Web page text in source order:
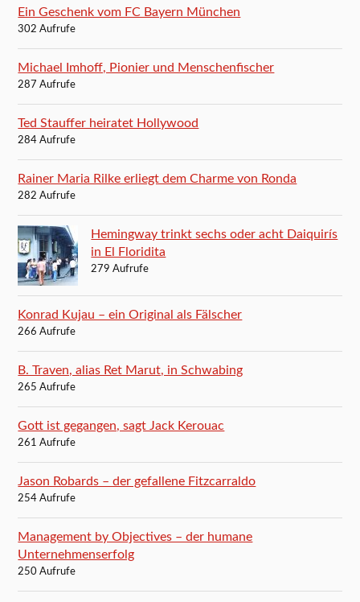
Ein Geschenk vom FC Bayern München
302 Aufrufe
Michael Imhoff, Pionier und Menschenfischer
287 Aufrufe
Ted Stauffer heiratet Hollywood
284 Aufrufe
Rainer Maria Rilke erliegt dem Charme von Ronda
282 Aufrufe
Hemingway trinkt sechs oder acht Daiquirís
in El Floridita
279 Aufrufe
Konrad Kujau – ein Original als Fälscher
266 Aufrufe
B. Traven, alias Ret Marut, in Schwabing
265 Aufrufe
Gott ist gegangen, sagt Jack Kerouac
261 Aufrufe
Jason Robards – der gefallene Fitzcarraldo
254 Aufrufe
Management by Objectives – der humane
Unternehmenserfolg
250 Aufrufe